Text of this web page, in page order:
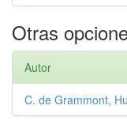
Otras
Autor
C. de Grammont,